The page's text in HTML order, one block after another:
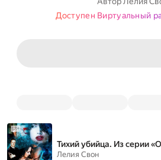
Доступен Виртуальный
Тихий убийца. Из серии
Лелия Свон